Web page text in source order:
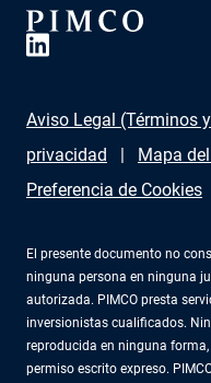
Aviso Legal (Términos
privacidad
Mapa
Preferencia de Cookies
El presente documento no
ninguna persona en ninguna
autorizada. PIMCO presta
inversionistas cualificados.
reproducida en ninguna
permiso escrito expreso.